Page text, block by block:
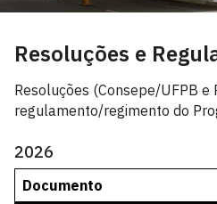
Resoluções e
Resoluções (Consepe/UFPB e
regulamento/regimento do
2026
Documento